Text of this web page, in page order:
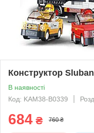
Конструктор
В наявності
Код: KAM38-B0339
684 ₴ 760 ₴